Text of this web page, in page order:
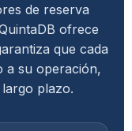
de reserva
ofrece
que cada
a su operación,
plazo.